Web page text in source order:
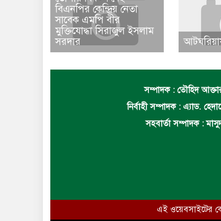
বিএনপির কেন্দ্রিয় নেতা
সাবেক এমপি বীর
মুক্তিযোদ্ধা সিরাজুল ইসলাম
সরদার
সম্পাদক : তৌহিদ আক্তার
নির্বাহী সম্পাদক : এ্যাড.
সহবার্তা সম্পাদক :
এই ওয়েবসাইটের